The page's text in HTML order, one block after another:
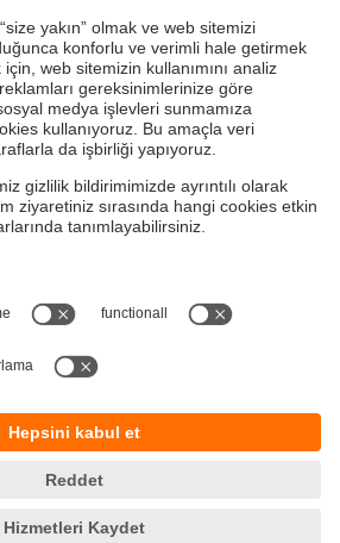
Hijyenik Sıcaklık İzleme
nedeniyle maliyet tasarrufu
Responsible Disclosure
Cookies
Ltd.Şti.
No:75/1
– Türkiye